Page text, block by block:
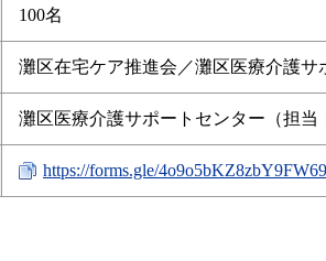
100名
灘区在宅ケア推進会／灘区医療介護サ
灘区医療介護サポートセンター（担当
https://forms.gle/4o9o5bKZ8zbY9FW69